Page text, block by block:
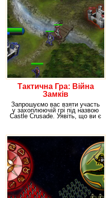
Тактична Гра: Війна
Замків
Запрошуємо вас взяти участь
у захоплюючій грі під назвою
Castle Crusade. Уявіть, що ви є